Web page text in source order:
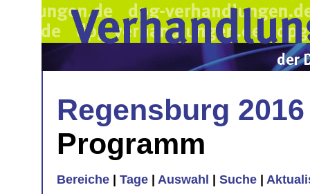
Regensburg 2016
Programm
Bereiche Tage Auswahl Suche